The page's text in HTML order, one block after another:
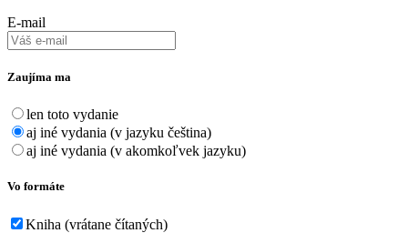
E-mail
Zaujíma ma
len toto vydanie
aj iné vydania (v jazyku čeština)
aj iné vydania (v akomkoľvek jazyku)
Vo formáte
Kniha (vrátane čítaných)